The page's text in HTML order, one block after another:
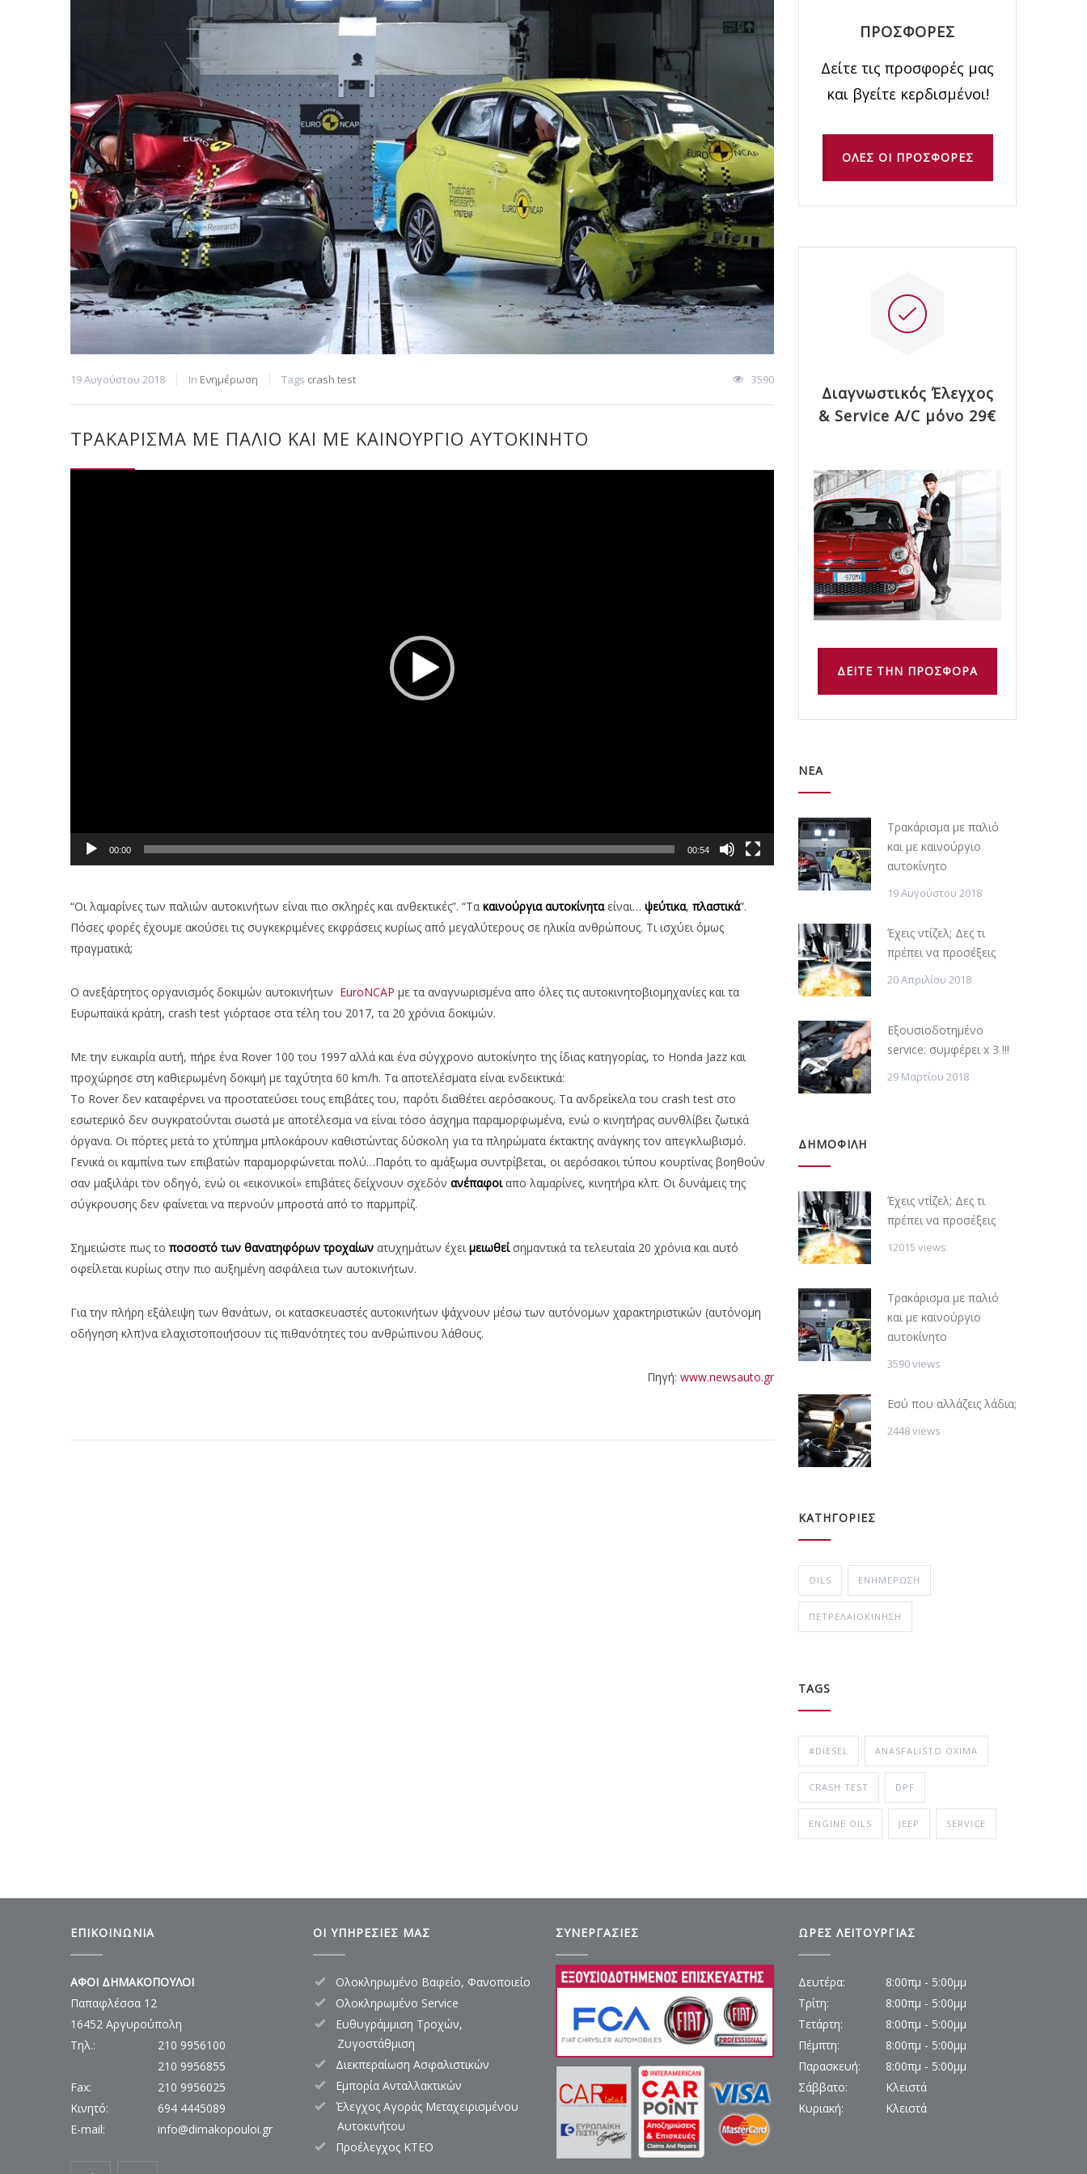
19 Αυγούστου 2018 In Ενημέρωση Tags crash test 3590
ΤΡΑΚΆΡΙΣΜΑ ΜΕ ΠΑΛΙΌ ΚΑΙ ΜΕ ΚΑΙΝΟΎΡΓΙΟ ΑΥΤΟΚΊΝΗΤΟ
Πρόγραμμα
00:00 00:54
“Οι λαμαρίνες των παλιών αυτοκινήτων είναι πιο σκληρές και ανθεκτικές”. “Τα καινούργια αυτοκίνηταείναι… ψεύτικα, πλαστικά”.
Πόσες φορές έχουμε ακούσει τις συγκεκριμένες εκφράσεις κυρίως από μεγαλύτερους σε ηλικία ανθρώπους. Τι ισχύει όμως
πραγματικά;
Ο ανεξάρτητος οργανισμός δοκιμών αυτοκινήτων EuroNCAP με τα αναγνωρισμένα απο όλες τις αυτοκινητοβιομηχανίες και τα
Ευρωπαϊκά κράτη, crash test γιόρτασε στα τέλη του 2017, τα 20 χρόνια δοκιμών.
Με την ευκαιρία αυτή, πήρε ένα Rover 100 του 1997 αλλά και ένα σύγχρονο αυτοκίνητο της ίδιας κατηγορίας, το Honda Jazz και
προχώρησε στη καθιερωμένη δοκιμή με ταχύτητα 60 km/h. Τα αποτελέσματα είναι ενδεικτικά:
Το Rover δεν καταφέρνει να προστατεύσει τους επιβάτες του, παρότι διαθέτει αερόσακους. Τα ανδρείκελα του crash test στο
εσωτερικό δεν συγκρατούνται σωστά με αποτέλεσμα να είναι τόσο άσχημα παραμορφωμένα, ενώ ο κινητήρας συνθλίβει ζωτικά
όργανα. Οι πόρτες μετά το χτύπημα μπλοκάρουν καθιστώντας δύσκολη για τα πληρώματα έκτακτης ανάγκης τον απεγκλωβισμό.
Γενικά οι καμπίνα των επιβατών παραμορφώνεται πολύ…Παρότι το αμάξωμα συντρίβεται, οι αερόσακοι τύπου κουρτίνας βοηθούν
σαν μαξιλάρι τον οδηγό, ενώ οι «εικονικοί» επιβάτες δείχνουν σχεδόν ανέπαφοιαπο λαμαρίνες, κινητήρα κλπ. Οι δυνάμεις της
σύγκρουσης δεν φαίνεται να περνούν μπροστά από το παρμπρίζ.
Σημειώστε πως το ποσοστό των θανατηφόρων τροχαίων ατυχημάτων έχειμειωθείσημαντικά τα τελευταία 20 χρόνια και αυτό
οφείλεται κυρίως στην πιο αυξημένη ασφάλεια των αυτοκινήτων.
Για την πλήρη εξάλειψη των θανάτων, οι κατασκευαστές αυτοκινήτων ψάχνουν μέσω των αυτόνομων χαρακτηριστικών (αυτόνομη
οδήγηση κλπ)να ελαχιστοποιήσουν τις πιθανότητες του ανθρώπινου λάθους.
Πηγή: www.newsauto.gr
ΠΡΟΣΦΟΡΕΣ
Δείτε τις προσφορές μας
και βγείτε κερδισμένοι!
ΟΛΕΣ ΟΙ ΠΡΟΣΦΟΡΕΣ
Διαγνωστικός Έλεγχος
& Service A/C μόνο 29€
ΔΕΙΤΕ ΤΗΝ ΠΡΟΣΦΟΡΑ
ΝΕΑ
Τρακάρισμα με παλιό
και με καινούργιο
αυτοκίνητο
19 Αυγούστου 2018
Έχεις ντίζελ; Δες τι
πρέπει να προσέξεις
20 Απριλίου 2018
Εξουσιοδοτημένο
service: συμφέρει x 3 !!!
29 Μαρτίου 2018
ΔΗΜΟΦΙΛΗ
Έχεις ντίζελ; Δες τι
πρέπει να προσέξεις
12015 views
Τρακάρισμα με παλιό
και με καινούργιο
αυτοκίνητο
3590 views
Εσύ που αλλάζεις λάδια;
2448 views
ΚΑΤΗΓΟΡΙΕΣ
OILS ΕΝΗΜΈΡΩΣΗ
ΠΕΤΡΕΛΑΙΟΚΊΝΗΣΗ
TAGS
#DIESEL ANASFALISTO OXIMA
CRASH TEST DPF
ENGINE OILS JEEP SERVICE
ΕΠΙΚΟΙΝΩΝΙΑ
ΑΦΟΙ ΔΗΜΑΚΟΠΟΥΛΟΙ
Παπαφλέσσα 12
16452 Αργυρούπολη
Τηλ.:
210 9956100
210 9956855
Fax:
210 9956025
Kινητό:
694 4445089
E-mail:
info@dimakopouloi.gr
ΟΙ ΥΠΗΡΕΣΙΕΣ ΜΑΣ
Ολοκληρωμένο Βαφείο, Φανοποιείο
Ολοκληρωμένο Service
Ευθυγράμμιση Τροχών,
Ζυγοστάθμιση
Διεκπεραίωση Ασφαλιστικών
Εμπορία Ανταλλακτικών
Έλεγχος Αγοράς Μεταχειρισμένου
Αυτοκινήτου
Προέλεγχος ΚΤΕΟ
ΣΥΝΕΡΓΑΣΙΕΣ ΩΡΕΣ ΛΕΙΤΟΥΡΓΙΑΣ
Δευτέρα:
8:00πμ - 5:00μμ
Τρίτη:
8:00πμ - 5:00μμ
Τετάρτη:
8:00πμ - 5:00μμ
Πέμπτη:
8:00πμ - 5:00μμ
Παρασκευή:
8:00πμ - 5:00μμ
Σάββατο:
Κλειστά
Κυριακή:
Κλειστά